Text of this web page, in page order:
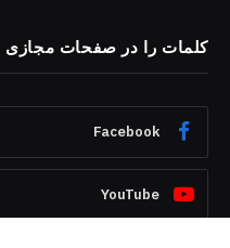
کلمات را در صفحات مجازی
Facebook
YouTube